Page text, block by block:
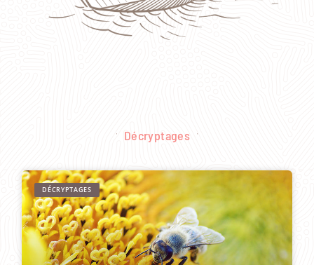
Décryptages
DÉCRYPTAGES